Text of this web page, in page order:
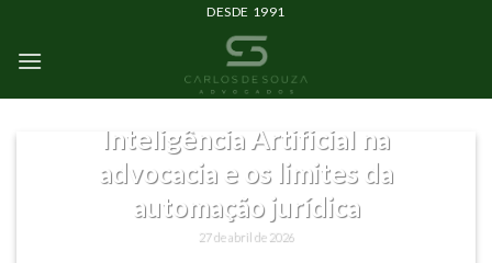
DESDE 1991
Inteligência Artificial na
advocacia e os limites da
automação jurídica
27 de abril de 2026